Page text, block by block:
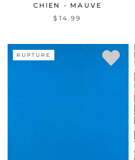
CHIEN - MAUVE
$14.99
RUPTURE